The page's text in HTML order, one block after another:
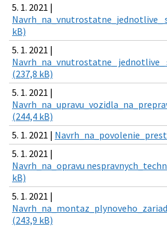
5. 1. 2021 |
Navrh_na_vnutrostatne_jednotlive_
kB)
5. 1. 2021 |
Navrh_na_vnutrostatne_
(237,8 kB)
5. 1. 2021 |
(244,4 kB)
5. 1. 2021 |
5. 1. 2021 |
Navrh_na_opravu
kB)
5. 1. 2021 |
(243,9 kB)